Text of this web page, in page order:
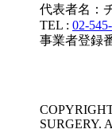
代表者名：
TEL : 02-
事業者登録
SURGERY.